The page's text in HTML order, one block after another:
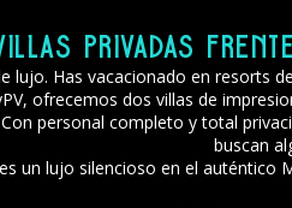
privadas
lujo. Has vacacionado en resorts
ofrecemos dos villas de
personal completo y total
buscan
un lujo silencioso en el auténtico